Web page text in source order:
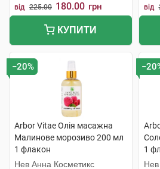
від 225.00 180.00 грн
КУПИТИ
від
−20%
Arbor Vitae Олія масажна
Малинове морозиво 200 мл
1 флакон
Нев Анна Косметикс
1